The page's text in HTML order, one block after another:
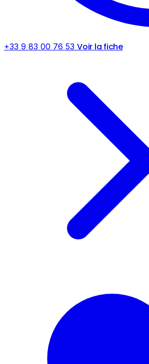
+33 9 83 00 76 53 Voir la fiche